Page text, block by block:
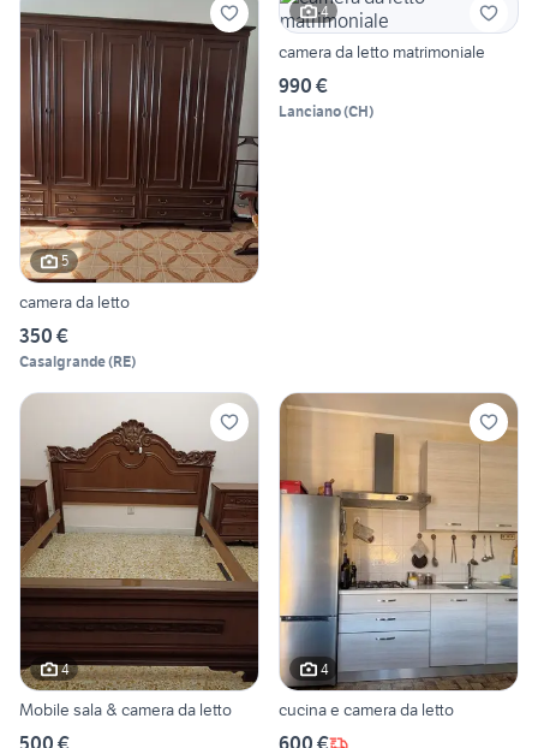
5
camera da letto
350 €
Casalgrande(RE)
4
camera da letto matrimoniale
990 €
Lanciano(CH)
4
Mobile sala & camera da letto
4
cucina e camera da letto